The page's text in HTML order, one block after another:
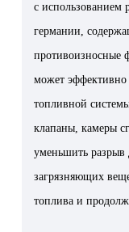
с использованием
германии,
противоизносные
может эффективно
топливной
клапаны, камеры
уменьшить разрыв
загрязняющих
топлива и